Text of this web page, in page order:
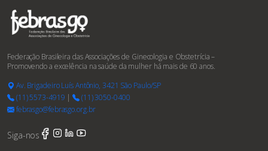
Federação Brasileira das Associações de Ginecologia e Obstetrícia –
Promovendo a excelência na saúde da mulher há mais de 60 anos.
Av. Brigadeiro Luís Antônio, 3421 São Paulo/SP
(11) 5573-4919 |
(11) 3050-0400
febrasgo@febrasgo.org.br
Siga-nos